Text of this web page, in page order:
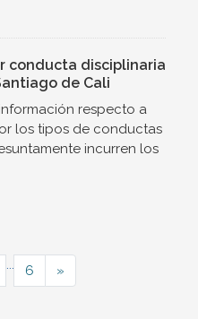
conducta disciplinaria
de Cali
respecto a
los tipos de conductas
incurren los
6 »